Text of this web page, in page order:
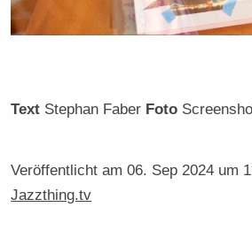
Text Stephan Faber Foto
Veröffentlicht am06. Sep 2024 um
Jazzthing.tv